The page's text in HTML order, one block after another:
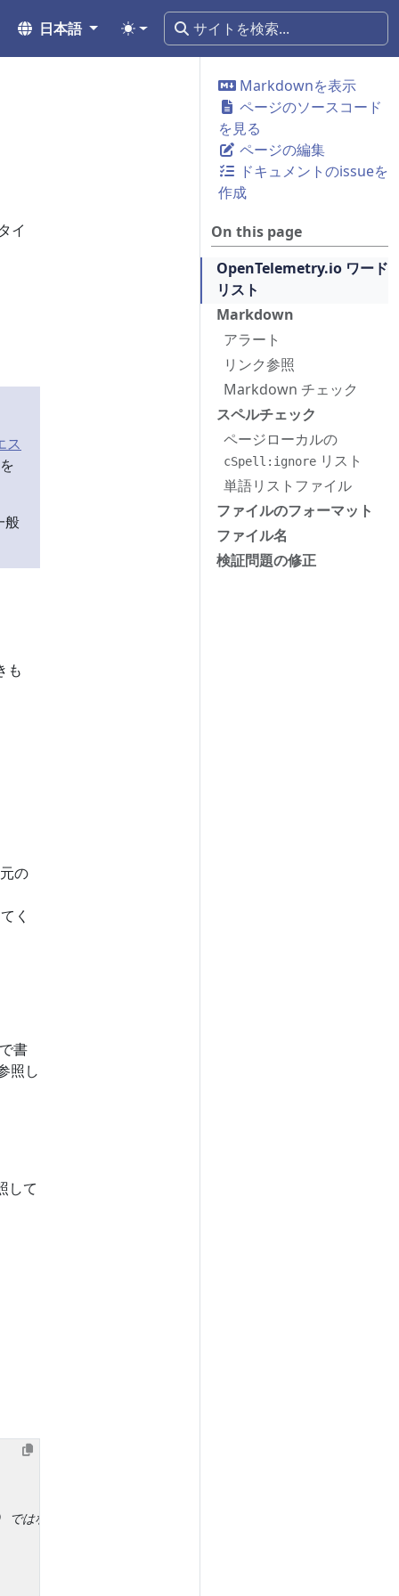
日本語
Markdownを表示
ページのソースコード
を見る
ページの編集
ドキュメントのissueを
作成
On this page
OpenTelemetry.io ワード
リスト
Markdown
アラート
リンク参照
Markdown チェック
スペルチェック
ページローカルの
cSpell:ignore リスト
単語リストファイル
ファイルのフォーマット
ファイル名
検証問題の修正
イ
ス
般
も
の
く
書
照し
して